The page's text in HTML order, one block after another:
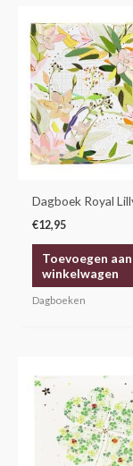
Dagboek Royal
€12,95
Toevoegen aan
winkelwagen
Dagboeken